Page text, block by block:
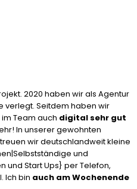
2020 haben wir als Agentur
verlegt. Seitdem haben wir
Team auch digital sehr gut
In unserer gewohnten
wir deutschlandweit kleine
und
und Start Ups} per Telefon,
Ich bin auch am Wochenende